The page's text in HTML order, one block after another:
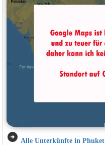
arrow_circle_right Alle Unterkünfte in Phuket